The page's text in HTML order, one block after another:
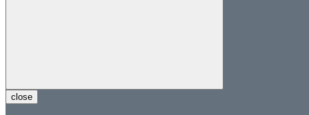
close